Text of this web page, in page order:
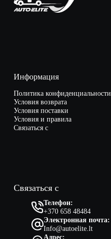
Информация
Политика конфиденциальности
Условия возврата
Условия поставки
Условия и правила
Связаться с
Связаться с
Телефон:
+370 658 48484
Электронная почта:
Info@autoelite.lt
Адрес: